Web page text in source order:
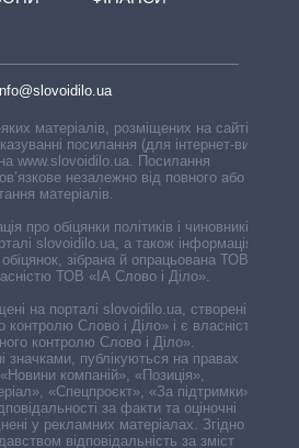
матеріалів, розміщених на сайті,
посилання (для інтернет-видань
www.slovoidilo.ua. Посилання
незалежно від повного або
матеріалів.
про обіцянки політиків і чиновників,
slovoidilo.ua, а також інформація про
зібрана й опрацьована ТОВ «ІА
ТОВ «ІА Слово і Діло».
на порталі slovoidilo.ua, створені ГО
Слово і Діло» і є власністю
контролю Слово і Діло».
значками, публікуються на правах
компаній», «Позиція»,
«Спецпроєкт», «За підтримки».
за факти та оціночні
у рекламних матеріалах. Згідно з
відповідальність за зміст